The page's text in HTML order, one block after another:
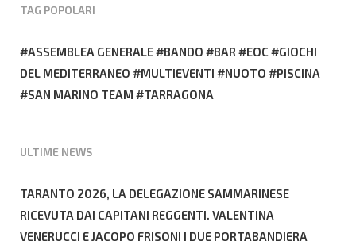
TAG POPOLARI
ASSEMBLEA GENERALE BANDO BAR EOC
GIOCHI
DEL MEDITERRANEO
MULTIEVENTI NUOTO
PISCINA
SAN MARINO TEAM
TARRAGONA
ULTIME NEWS
TARANTO 2026, LA DELEGAZIONE SAMMARINESE
RICEVUTA DAI CAPITANI REGGENTI. VALENTINA
VENERUCCI E JACOPO FRISONI I DUE PORTABANDIERA